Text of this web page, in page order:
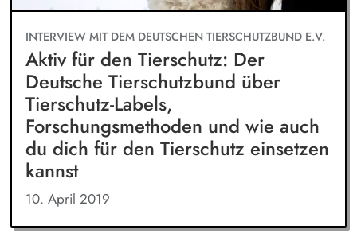
INTERVIEW MIT DEM DEUTSCHEN TIERSCHUTZBUND E.V.
Aktiv für den Tierschutz: Der
Deutsche Tierschutzbund über
Tierschutz-Labels,
Forschungsmethoden und wie auch
du dich für den Tierschutz einsetzen
kannst
10. April 2019